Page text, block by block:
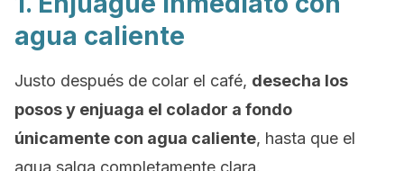
agua caliente
Justo después de colar el café, desecha los
posos y enjuaga el colador a fondo
únicamente con agua caliente, hasta que el
agua salga completamente clara.